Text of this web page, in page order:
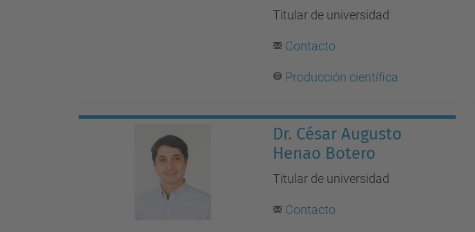
Titular de universidad
Contacto
Producción científica
Dr. César Augusto
Henao Botero
Titular de universidad
Contacto